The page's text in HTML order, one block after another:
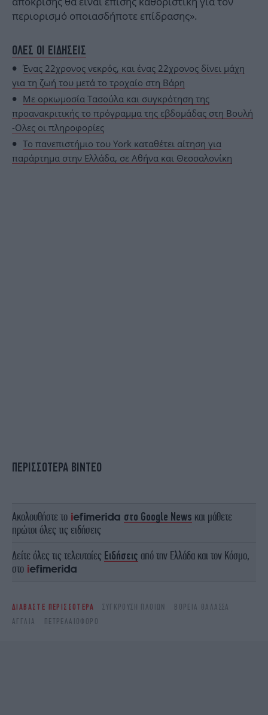
περιορισμό οποιασδήποτε επίδρασης».
ΟΛΕΣ ΟΙ ΕΙΔΗΣΕΙΣ
Ένας 22χρονος νεκρός, και ένας 22χρονος δίνει μάχη
για τη ζωή του μετά το τροχαίο στη Βάρη
Με ορκωμοσία Τασούλα και συγκρότηση της
προανακριτικής το πρόγραμμα της εβδομάδας στη Βουλή
-Ολες οι πληροφορίες
Το πανεπιστήμιο του York καταθέτει αίτηση για
παράρτημα στην Ελλάδα, σε Αθήνα και Θεσσαλονίκη
ΠΕΡΙΣΣΟΤΕΡΑ ΒΙΝΤΕΟ
Ακολουθήστε το στο Google News και μάθετε
πρώτοι όλες τις ειδήσεις
Δείτε όλες τις τελευταίες Ειδήσεις από την Ελλάδα και τον Κόσμο,
στο
ΔΙΑΒΑΣΤΕ ΠΕΡΙΣΣΟΤΕΡΑ ΣΎΓΚΡΟΥΣΗ ΠΛΟΊΩΝ
ΒΌΡΕΙΑ ΘΆΛΑΣΣΑ
ΑΓΓΛΊΑ
ΠΕΤΡΕΛΑΙΟΦΌΡΟ